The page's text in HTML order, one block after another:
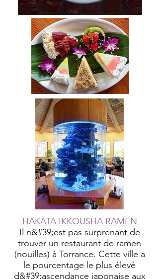
HAKATA IKKOUSHA RAMEN
Il n&#39;est pas surprenant de
trouver un restaurant de ramen
(nouilles) à Torrance. Cette ville a
le pourcentage le plus élevé
d&#39;ascendance japonaise aux